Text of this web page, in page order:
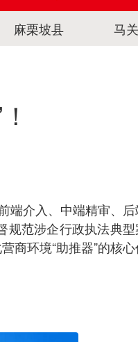
麻栗坡县 马
端介入、中端精审、
规范涉企行政执法典型
商环境“助推器”的核